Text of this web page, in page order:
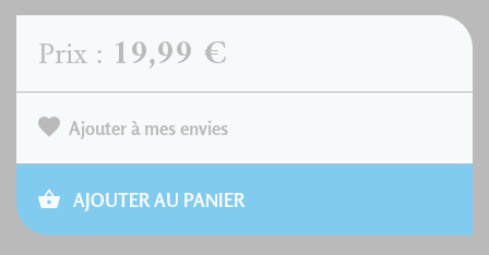
Prix : 19,99 €
Ajouter à mes envies
AJOUTER AU PANIER